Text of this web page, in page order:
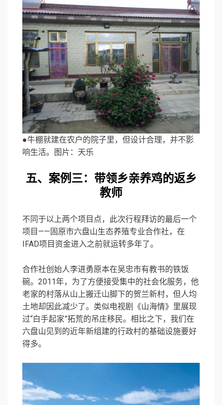
●牛棚就建在农户的院子里，但设计合理，并不影
响生活。图片：天乐
五、案例三：带领乡亲养鸡的返乡
教师
不同于以上两个项目点，此次行程拜访的最后一个
项目——固原市六盘山生态养殖专业合作社，在
IFAD项目资金进入之前就运转多年了。
合作社创始人李进勇原本在吴忠市有教书的铁饭
碗。2011年，为了方便接受集中的社会化服务，他
老家的村落从山上搬迁山脚下的贺兰新村，但人均
土地却因此减少了。类似电视剧《山海情》里展现
过“白手起家”拓荒的吊庄移民。相比之下，我们在
六盘山见到的近年新组建的行政村的基础设施要好
得多。